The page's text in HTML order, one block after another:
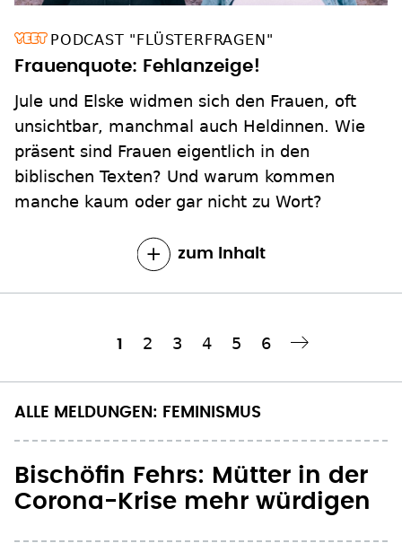
PODCAST "FLÜSTERFRAGEN"
Frauenquote: Fehlanzeige!
Jule und Elske widmen sich den Frauen, oft
unsichtbar, manchmal auch Heldinnen. Wie
präsent sind Frauen eigentlich in den
biblischen Texten? Und warum kommen
manche kaum oder gar nicht zu Wort?
zum Inhalt
Aktuelle
1 Seite
2 Seite
3 Seite
4 Seite
5 Seite
6
Nächste Seite ››
ALLE MELDUNGEN: FEMINISMUS
Bischöfin Fehrs: Mütter in der
Corona-Krise mehr würdigen